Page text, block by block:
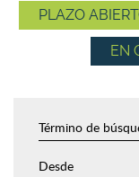
PLAZO
EN